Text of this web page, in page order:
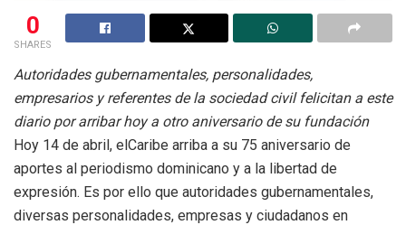
0
SHARES
Autoridades gubernamentales, personalidades,
empresarios y referentes de la sociedad civil felicitan a este
diario por arribar hoy a otro aniversario de su fundación
Hoy 14 de abril, elCaribe arriba a su 75 aniversario de
aportes al periodismo dominicano y a la libertad de
expresión. Es por ello que autoridades gubernamentales,
diversas personalidades, empresas y ciudadanos en